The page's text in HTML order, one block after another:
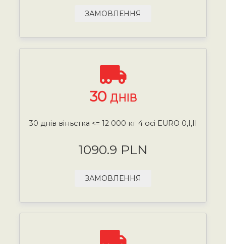
ЗАМОВЛЕННЯ
30 ДНІВ
30 днів віньєтка <= 12 000 кг 4 осі EURO 0,I,II
1090.9 PLN
ЗАМОВЛЕННЯ